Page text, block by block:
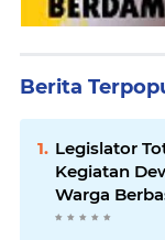
Berita
Legislator
Kegiatan
Warga